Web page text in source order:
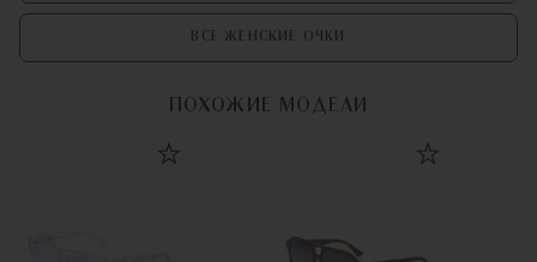
ВСЕ ЖЕНСКИЕ ОЧКИ
ПОХОЖИЕ МОДЕЛИ